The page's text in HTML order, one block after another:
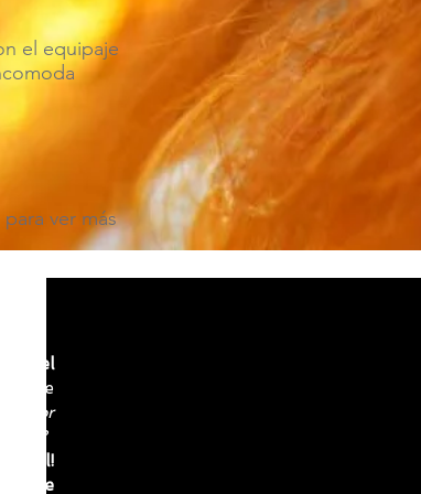
el equipaje
para ver más
todo el
de
for
)?